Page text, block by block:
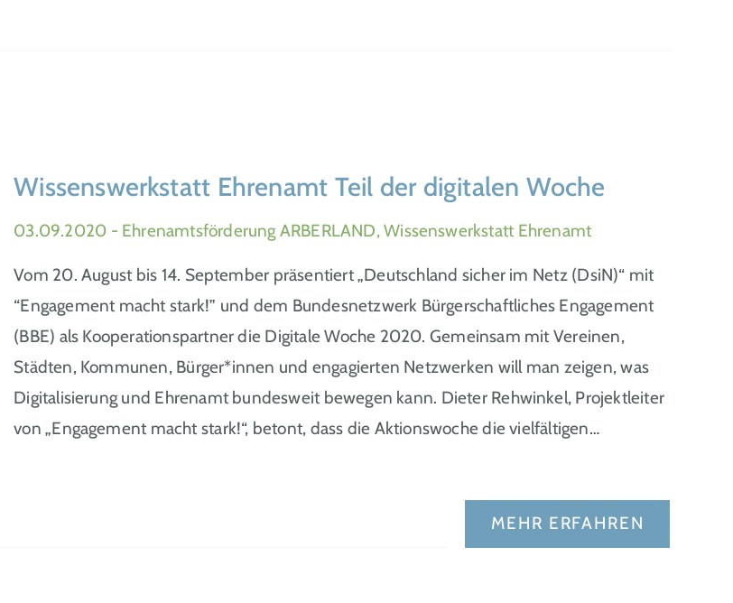
Wissenswerkstatt Ehrenamt Teil der digitalen Woche
03.09.2020 - Ehrenamtsförderung ARBERLAND, Wissenswerkstatt Ehrenamt
Vom 20. August bis 14. September präsentiert „Deutschland sicher im Netz (DsiN)“ mit
“Engagement macht stark!” und dem Bundesnetzwerk Bürgerschaftliches Engagement
(BBE) als Kooperationspartner die Digitale Woche 2020. Gemeinsam mit Vereinen,
Städten, Kommunen, Bürger*innen und engagierten Netzwerken will man zeigen, was
Digitalisierung und Ehrenamt bundesweit bewegen kann. Dieter Rehwinkel, Projektleiter
von „Engagement macht stark!“, betont, dass die Aktionswoche die vielfältigen…
MEHR ERFAHREN